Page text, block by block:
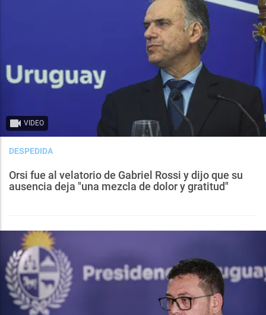
VIDEO
DESPEDIDA
Orsi fue al velatorio de Gabriel Rossi y dijo que su
ausencia deja "una mezcla de dolor y gratitud"